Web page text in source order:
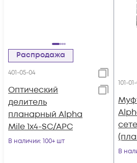
Распродажа
401-05-04
Оптический
делитель
планарный Alpha
Mile 1x4-SC/APC
В наличии: 100+ шт
101-
В